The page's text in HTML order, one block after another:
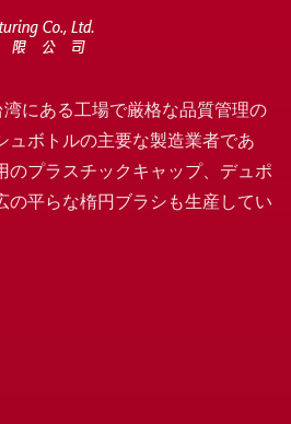
にある工場で厳格な品質管理の
ュボトルの主要な製造業者であ
のプラスチックキャップ、デュポ
の平らな楕円ブラシも生産してい